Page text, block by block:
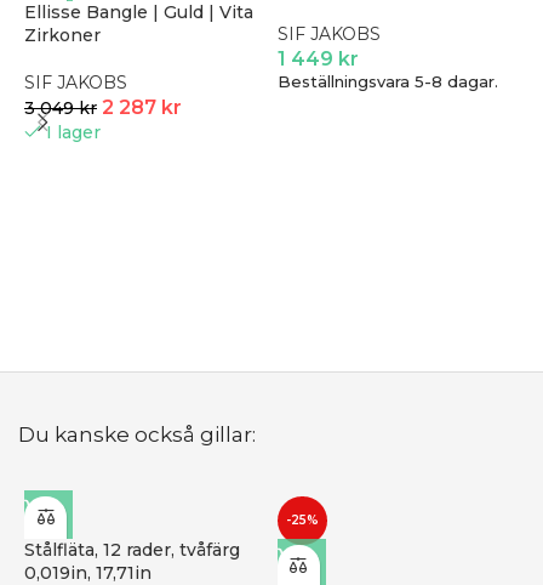
Ellisse Bangle | Guld | Vita
Zirkoner
SIF JAKOBS
3 049kr 2 287 kr
I lager
SIF JAKOBS
1 449 kr
Beställningsvara 5-8 dagar.
Du kanske också gillar:
Stålfläta, 12 rader, tvåfärg
0,019in, 17,71in
-25%